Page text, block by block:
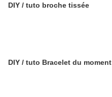
DIY / tuto broche tissée
DIY / tuto Bracelet du moment